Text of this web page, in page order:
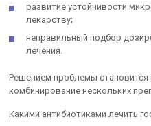
развитие устойчивости
лекарству;
неправильный подбор
лечения.
Решением проблемы становится
комбинирование нескольких
Какими антибиотиками лечить